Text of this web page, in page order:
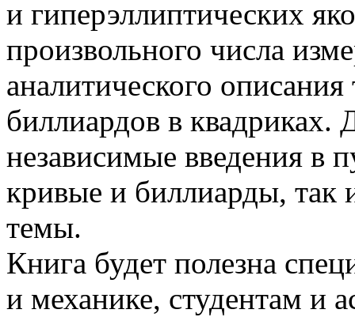
и гиперэллиптических
произвольного числа
аналитического
биллиардов в квадриках.
независимые введения в
кривые и биллиарды, так
темы.
Книга будет полезна
и механике, студентам и